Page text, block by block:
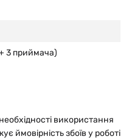
3 приймача)
використання
ймовірність збоїв у роботі